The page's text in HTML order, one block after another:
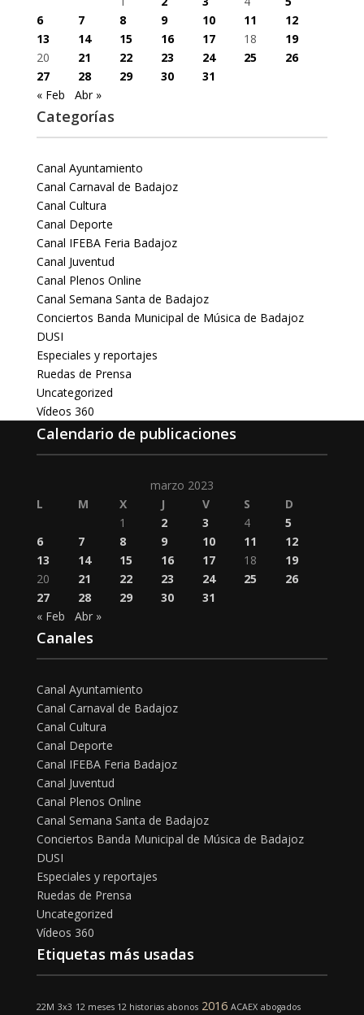
6
7 8 9 10 11
12
13
14 15 16 17 18
19
20
21 22 23 24 25
26
27
28 29 30
31
« Feb
Abr »
Categorías
Canal Ayuntamiento
Canal Carnaval de Badajoz
Canal Cultura
Canal Deporte
Canal IFEBA Feria Badajoz
Canal Juventud
Canal Plenos Online
Canal Semana Santa de Badajoz
Conciertos Banda Municipal de Música de Badajoz
DUSI
Especiales y reportajes
Ruedas de Prensa
Uncategorized
Vídeos 360
Calendario de publicaciones
marzo 2023
L
M X J V S
D
1
2 3 4
5
6
7 8 9 10 11
12
13
14 15 16 17 18
19
20
21 22 23 24 25
26
27
28 29 30
31
« Feb
Abr »
Canales
Canal Ayuntamiento
Canal Carnaval de Badajoz
Canal Cultura
Canal Deporte
Canal IFEBA Feria Badajoz
Canal Juventud
Canal Plenos Online
Canal Semana Santa de Badajoz
Conciertos Banda Municipal de Música de Badajoz
DUSI
Especiales y reportajes
Ruedas de Prensa
Uncategorized
Vídeos 360
Etiquetas más usadas
22M 3x3 12 meses 12 historias abonos 2016 ACAEX abogados